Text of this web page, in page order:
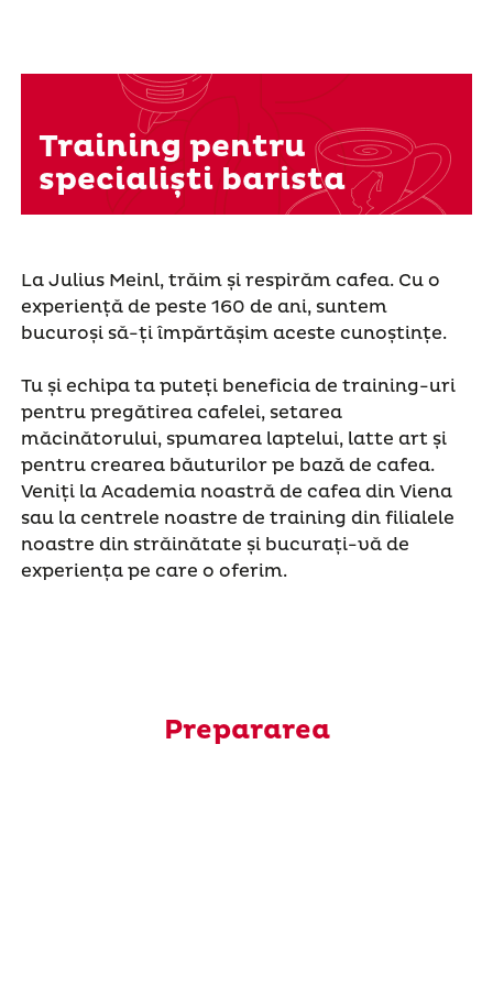
La Julius Meinl, trăim și respirăm cafea. Cu o
experiență de peste 160 de ani, suntem
bucuroși să-ți împărtășim aceste cunoștințe.
Tu și echipa ta puteți beneficia de training-uri
pentru pregătirea cafelei, setarea
măcinătorului, spumarea laptelui, latte art și
pentru crearea băuturilor pe bază de cafea.
Veniți la Academia noastră de cafea din Viena
sau la centrele noastre de training din filialele
noastre din străinătate și bucurați-vă de
experiența pe care o oferim.
Training pentru
specialiști barista
Prepararea